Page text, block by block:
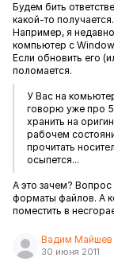
Будем бить
какой-то получается.
Например, я
компьютер с
Если обновить его
поломается.
У Вас на
говорю уже про
хранить на
рабочем
прочитать
осыпется...
А это зачем? Вопрос
форматы файлов. А
поместить в
Вадим Майшев
30 июня 2011